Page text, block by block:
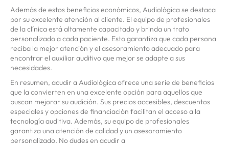
Además de estos beneficios económicos, Audiológica se destaca
por su excelente atención al cliente. El equipo de profesionales
de la clínica está altamente capacitado y brinda un trato
personalizado a cada paciente. Esto garantiza que cada persona
reciba la mejor atención y el asesoramiento adecuado para
encontrar el auxiliar auditivo que mejor se adapte a sus
necesidades.
En resumen, acudir a Audiológica ofrece una serie de beneficios
que la convierten en una excelente opción para aquellos que
buscan mejorar su audición. Sus precios accesibles, descuentos
especiales y opciones de financiación facilitan el acceso a la
tecnología auditiva. Además, su equipo de profesionales
garantiza una atención de calidad y un asesoramiento
personalizado. No dudes en acudir a